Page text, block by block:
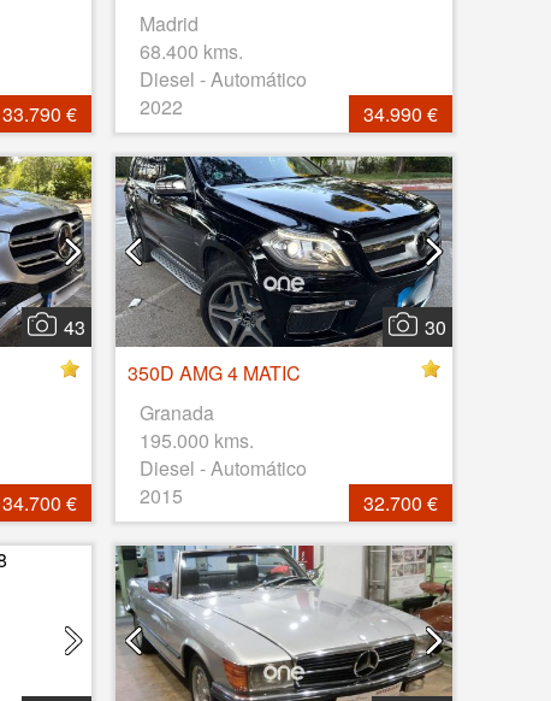
33.790 €
Madrid
68.400 kms.
Diesel - Automático
2022
34.990 €
43
34.700 €
30
350D AMG 4 MATIC
Granada
195.000 kms.
Diesel - Automático
2015
32.700 €